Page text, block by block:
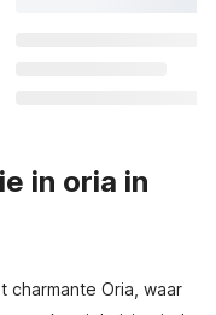
in oria in
charmante Oria, waar